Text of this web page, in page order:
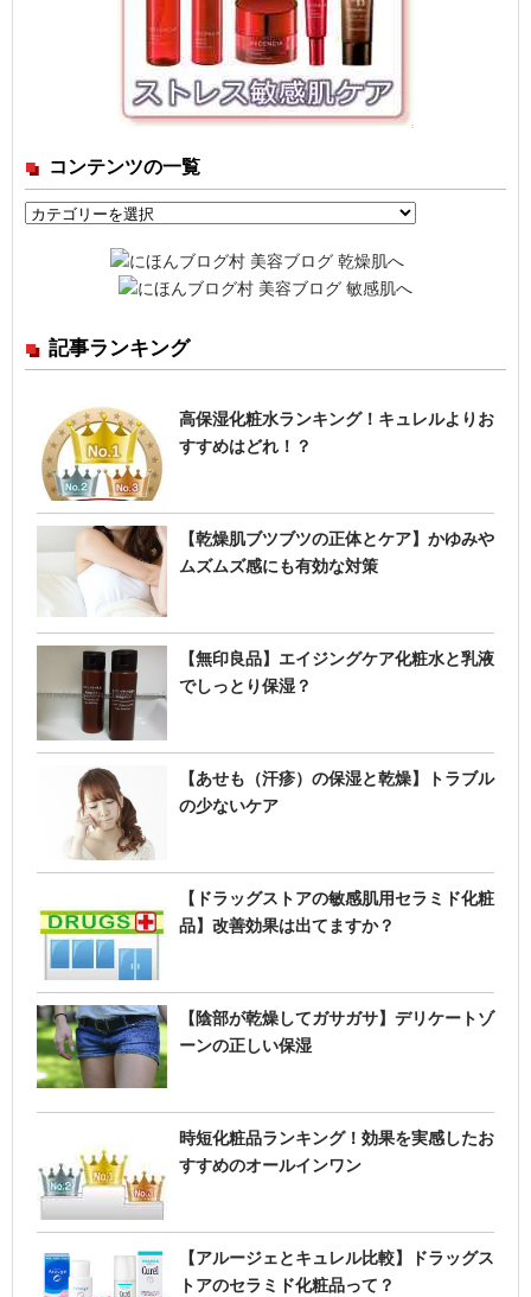
コンテンツの一覧
コ
の 記事ランキング
高保湿化粧水ランキング！キュレルよりお
すすめはどれ！？
【乾燥肌ブツブツの正体とケア】かゆみや
ムズムズ感にも有効な対策
【無印良品】エイジングケア化粧水と乳液
でしっとり保湿？
【あせも（汗疹）の保湿と乾燥】トラブル
の少ないケア
【ドラッグストアの敏感肌用セラミド化粧
品】改善効果は出てますか？
【陰部が乾燥してガサガサ】デリケートゾ
ーンの正しい保湿
時短化粧品ランキング！効果を実感したお
すすめのオールインワン
【アルージェとキュレル比較】ドラッグス
トアのセラミド化粧品って？